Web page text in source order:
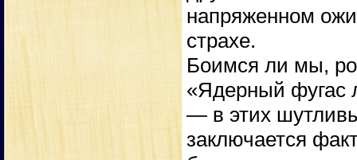
напряженном
страхе.
Боимся ли мы,
«Ядерный фугас
— в этих
заключается